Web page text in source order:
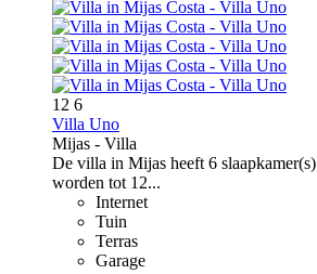
12 6
Villa Uno
Mijas - Villa
De villa in Mijas heeft 6
worden tot 12...
Internet
Tuin
Terras
Garage